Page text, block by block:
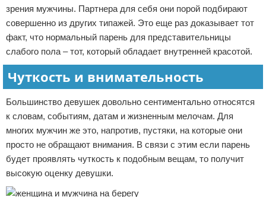
зрения мужчины. Партнера для себя они порой подбирают
совершенно из других типажей. Это еще раз доказывает тот
факт, что нормальный парень для представительницы
слабого пола – тот, который обладает внутренней красотой.
Чуткость и внимательность
Большинство девушек довольно сентиментально относятся
к словам, событиям, датам и жизненным мелочам. Для
многих мужчин же это, напротив, пустяки, на которые они
просто не обращают внимания. В связи с этим если парень
будет проявлять чуткость к подобным вещам, то получит
высокую оценку девушки.